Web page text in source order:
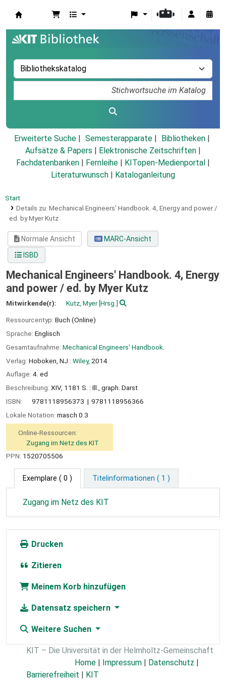
Erweiterte Suche Semesterapparate
Bibliotheken
Aufsätze & Papers
Elektronische Zeitschriften
Fachdatenbanken
Fernleihe KITopen-Medienportal
Literaturwunsch
Kataloganleitung
Start
Details zu: Mechanical Engineers' Handbook. 4, Energy and power /
ed. by Myer Kutz
Normale Ansicht
MARC-Ansicht
ISBD
Mechanical Engineers' Handbook. 4, Energy
and power / ed. by Myer Kutz
Mitwirkende(r): Kutz, Myer[Hrsg.]
Ressourcentyp: Buch (Online)
Sprache: Englisch
Gesamtaufnahme: Mechanical Engineers' Handbook.
Verlag: Hoboken, NJ : Wiley, 2014
Auflage: 4. ed
Beschreibung: XIV, 1181 S. : Ill., graph. Darst
ISBN:
9781118956373
9781118956366
Lokale Notation: masch 0.3
Online-Ressourcen:
Zugang im Netz des KIT
PPN: 1520705506
Exemplare ( 0 ) Titelinformationen ( 1 )
Zugang im Netz des KIT
Drucken
Zitieren
Meinem Korb hinzufügen
Datensatz speichern
Weitere Suchen
KIT – Die Universität in der Helmholtz-Gemeinschaft
Home | Impressum | Datenschutz |
Barrierefreiheit | KIT